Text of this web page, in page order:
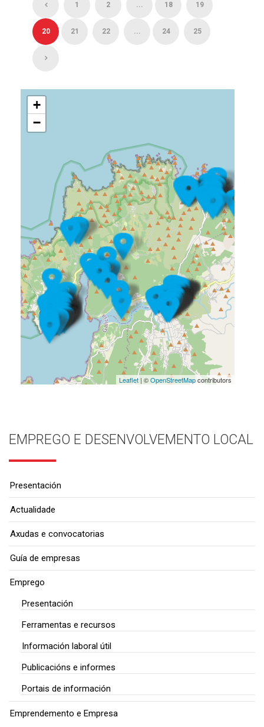
1 2 ... 18 19
20 21 22 ... 24 25
+
−
Leaflet| ©OpenStreetMapcontributors
EMPREGO E DESENVOLVEMENTO LOCAL
Presentación
Actualidade
Axudas e convocatorias
Guía de empresas
Emprego
Presentación
Ferramentas e recursos
Información laboral útil
Publicacións e informes
Portais de información
Emprendemento e Empresa